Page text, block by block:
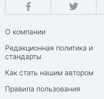
О компании
Редакционная политика и
стандарты
Как стать нашим автором
Правила пользования